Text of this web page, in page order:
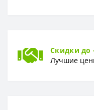
Скидки до
Лучшие